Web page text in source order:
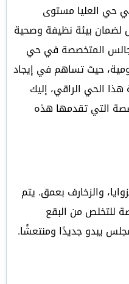
حي العليا مستوى
لضمان بيئة نظيفة وصحية
المتخصصة في حي
حيث تساهم في إيجاد
الحي الراقي، إليك
التي تقدمها هذه
والزخارف بعمق. يتم
للتخلص من البقع
يبدو جديدًا ومنتعشًا.